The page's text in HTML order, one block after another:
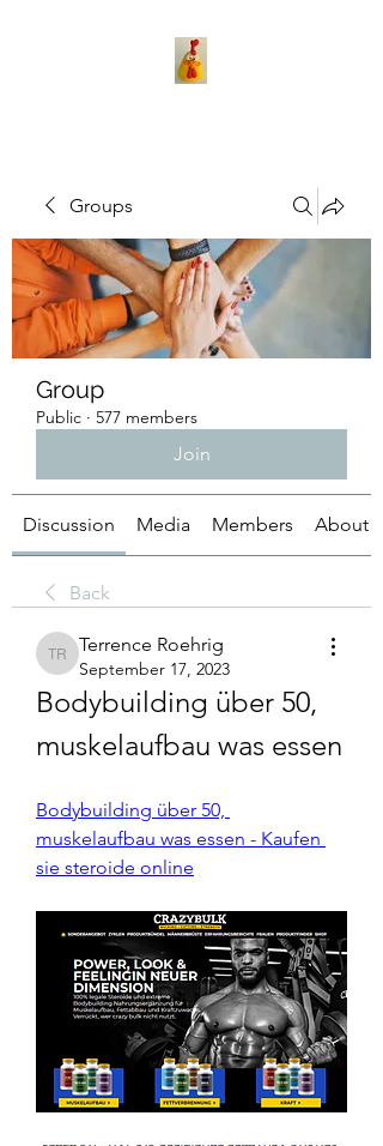
Groups
Group
Public · 577 members
Join
Discussion Media Members About
Back
Terrence Roehrig
Terrence Roehrig
September 17, 2023
Bodybuilding über 50,
muskelaufbau was essen
Bodybuilding über 50,
muskelaufbau was essen - Kaufen
sie steroide online